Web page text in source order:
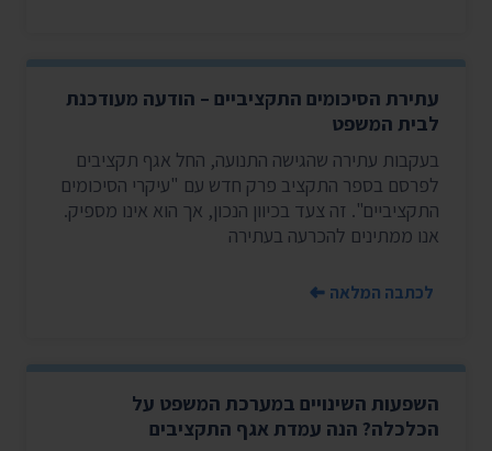
עתירת הסיכומים התקציביים – הודעה מעודכנת
לבית המשפט
בעקבות עתירה שהגישה התנועה, החל אגף תקציבים
לפרסם בספר התקציב פרק חדש עם "עיקרי הסיכומים
התקציביים". זה צעד בכיוון הנכון, אך הוא אינו מספיק.
אנו ממתינים להכרעה בעתירה
לכתבה המלאה
השפעות השינויים במערכת המשפט על
הכלכלה? הנה עמדת אגף התקציבים